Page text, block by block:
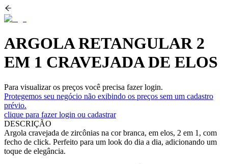
ARGOLA RETANGULAR 2
EM 1 CRAVEJADA DE ELOS
Para visualizar os preços você precisa fazer login.
Protegemos seu negócio não exibindo os preços sem um cadastro
prévio.
clique para fazer login ou cadastrar
DESCRIÇÃO
Argola cravejada de zircônias na cor branca, em elos, 2 em 1, com
fecho de click. Perfeito para um look do dia a dia, adicionando um
toque de elegância.